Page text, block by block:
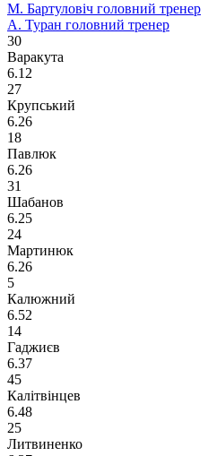
М. Бартуловіч головний тренер
А. Туран головний тренер
30
Варакута
6.12
27
Крупський
6.26
18
Павлюк
6.26
31
Шабанов
6.25
24
Мартинюк
6.26
5
Калюжний
6.52
14
Гаджиєв
6.37
45
Калітвінцев
6.48
25
Литвиненко